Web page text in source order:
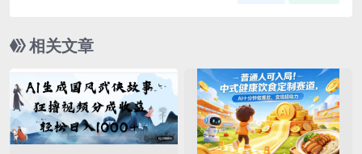
相关文章